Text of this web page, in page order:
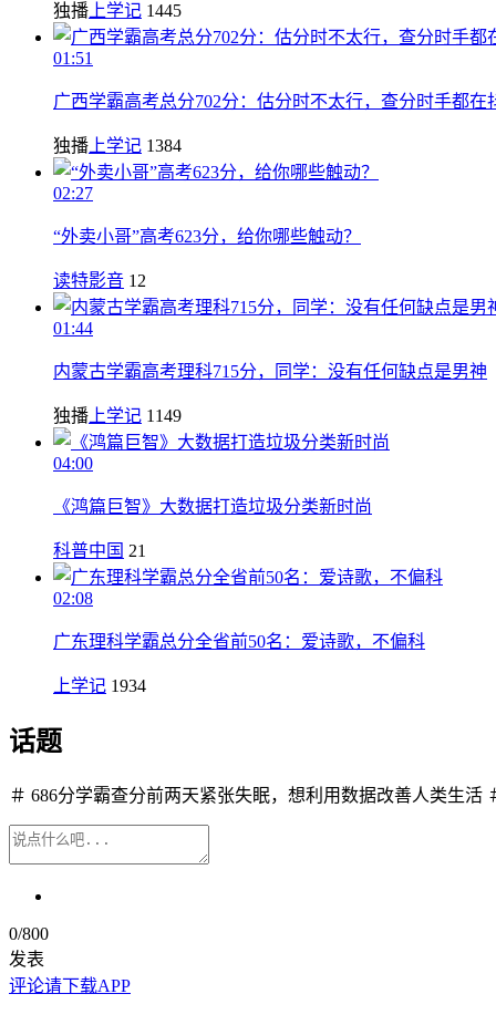
独播 上学记 1445
01:51
广西学霸高考总分702分：估分时不太行，查分时手都在
独播 上学记 1384
02:27
“外卖小哥”高考623分，给你哪些触动？
读特影音 12
01:44
内蒙古学霸高考理科715分，同学：没有任何缺点是男神
独播 上学记 1149
04:00
《鸿篇巨智》大数据打造垃圾分类新时尚
科普中国 21
02:08
广东理科学霸总分全省前50名：爱诗歌，不偏科
上学记 1934
话题
＃ 686分学霸查分前两天紧张失眠，想利用数据改善人类生活
0/800
发表
评论请下载APP